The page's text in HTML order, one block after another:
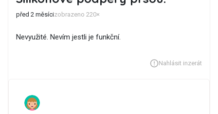
před 2 měsícizobrazeno 220×
Nevyužité. Nevím jestli je funkční.
Nahlásit inzerát